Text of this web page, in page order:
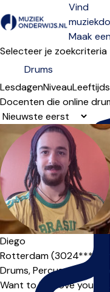
Open
Vind
Maak
Selecteer je zoekcriteria
LesdagenNiveau
Docenten die online
Sorteervolgorde
Diego
Rotterdam (3024***),
Drums,Percussie, Latin
Want to improve your